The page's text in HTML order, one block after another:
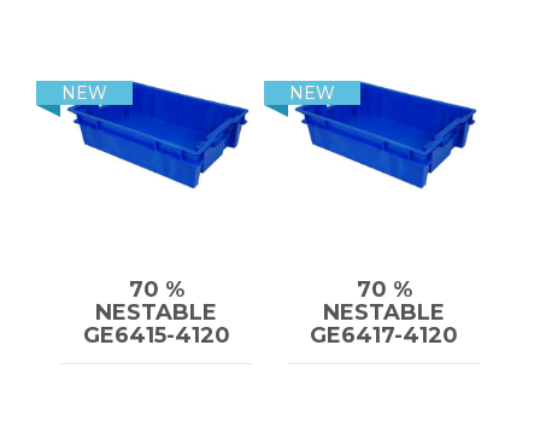
70 %
NESTABLE
GE6415-4120
NEW
70 %
NESTABLE
GE6417-4120
NEW